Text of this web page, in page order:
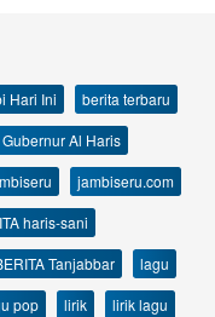
Hari Ini
berita terbaru
Gubernur Al Haris
jambiseru.com
haris-sani
Tanjabbar
lagu
pop lirik
lirik lagu